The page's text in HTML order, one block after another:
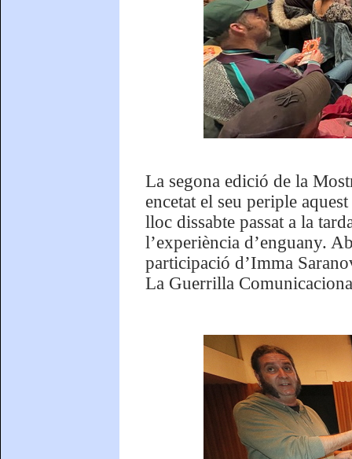
La segona edició de la
encetat el seu periple
lloc dissabte passat a la
l’experiència d’enguany.
participació d’Imma
La Guerrilla